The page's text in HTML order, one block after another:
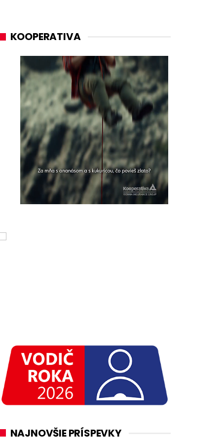
KOOPERATIVA
NAJNOVŠIE PRÍSPEVKY